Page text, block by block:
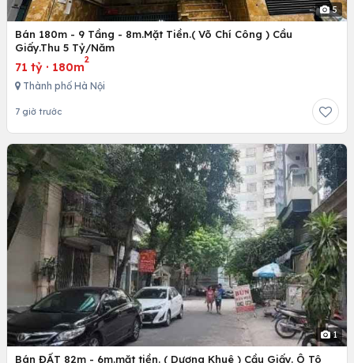
5
Bán 180m - 9 Tầng - 8m.Mặt Tiền.( Võ Chí Công ) Cầu
Giấy.Thu 5 Tỷ/Năm
71 tỷ · 180m
2
Thành phố Hà Nội
7 giờ trước
1
Bán ĐẤT 82m - 6m.mặt tiền. ( Dương Khuê ) Cầu Giấy. Ô Tô